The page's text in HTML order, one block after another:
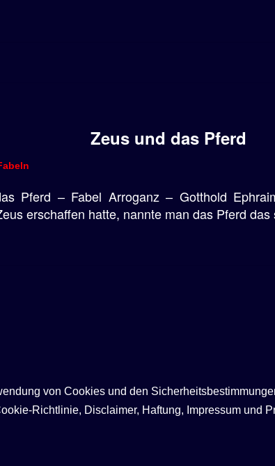
Zeus und das Pferd
Pferd – Fabel Arroganz – Gotthold
erschaffen hatte, nannte man das Pferd das
von Cookies und den
Richtlinie, Disclaimer, Haftung, Impressum und